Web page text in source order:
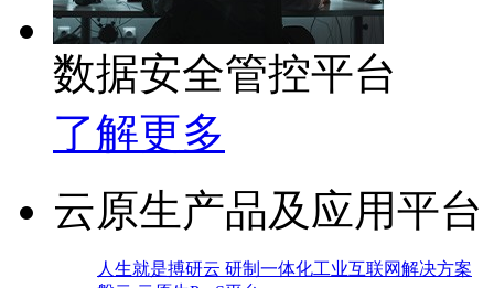
数据安全管控平台
了解更多
云原生产品及应用平台
人生就是搏研云 研制一体化工业互联网解决方案